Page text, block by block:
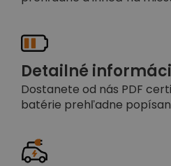
Detailné
Dostanete od nás PDF
batérie prehľadne